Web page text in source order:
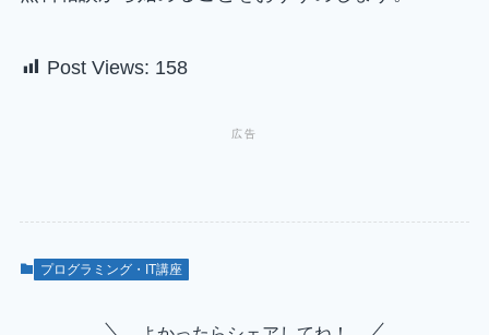
Post Views: 158
プログラミング・IT講座